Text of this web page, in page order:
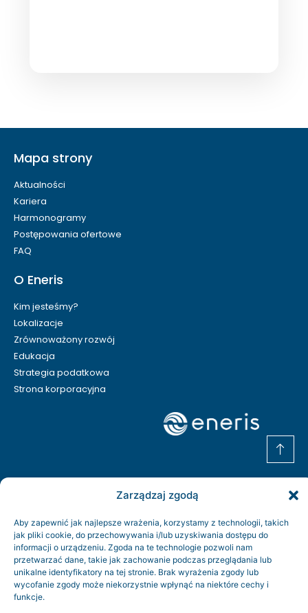
Zarządzaj zgodą
Aby zapewnić jak najlepsze wrażenia, korzystamy z technologii, takich
jak pliki cookie, do przechowywania i/lub uzyskiwania dostępu do
informacji o urządzeniu. Zgoda na te technologie pozwoli nam
przetwarzać dane, takie jak zachowanie podczas przeglądania lub
unikalne identyfikatory na tej stronie. Brak wyrażenia zgody lub
wycofanie zgody może niekorzystnie wpłynąć na niektóre cechy i
funkcje.
Mapa strony
Aktualności
Kariera
Harmonogramy
Postępowania ofertowe
FAQ
O Eneris
Kim jesteśmy?
Lokalizacje
Zrównoważony rozwój
Edukacja
Strategia podatkowa
Strona korporacyjna
Kontakt
Rodo